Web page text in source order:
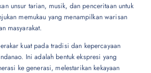
unsur tarian, musik, dan penceritaan untuk
memukau yang menampilkan warisan
masyarakat.
kuat pada tradisi dan kepercayaan
Ini adalah bentuk ekspresi yang
ke generasi, melestarikan kekayaan